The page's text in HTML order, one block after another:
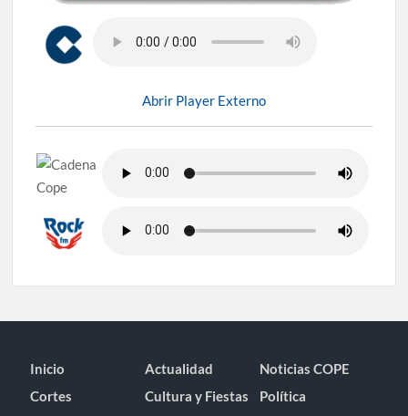
Abrir Player Externo
Inicio Actualidad
Noticias COPE
Cortes
Cultura y Fiestas
Política